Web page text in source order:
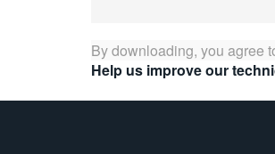
By downloading, you agree
Help us improve our